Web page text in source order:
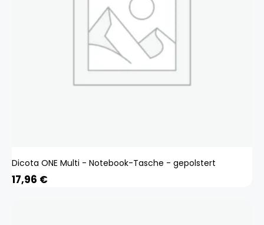
Dicota ONE Multi - Notebook-Tasche - gepolstert
17,96 €